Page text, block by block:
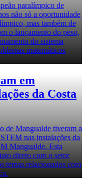
paralímpico de
não só a oportunidade
mas também de
o lançamento do peso,
do sistema
matemáticos
em
da Costa
de Mangualde tiveram a
nas instalações da
Mangualde. Esta
direto com o setor
temas relacionados com